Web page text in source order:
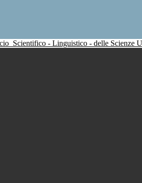
Scientifico - Linguistico - delle Scienze